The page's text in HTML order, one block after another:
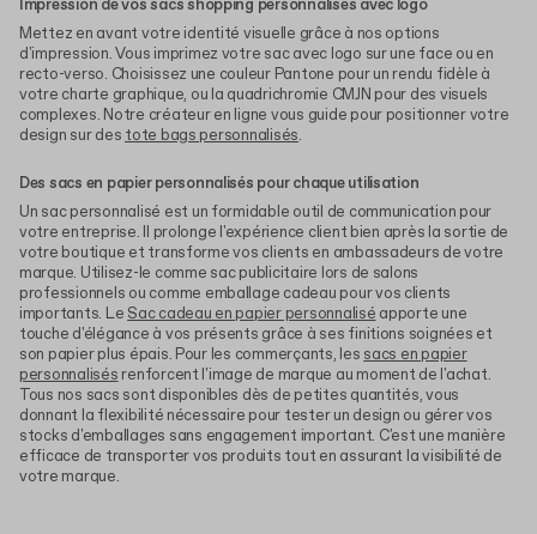
Impression de vos sacs shopping personnalisés avec logo
Mettez en avant votre identité visuelle grâce à nos options
d'impression. Vous imprimez votre sac avec logo sur une face ou en
recto-verso. Choisissez une couleur Pantone pour un rendu fidèle à
votre charte graphique, ou la quadrichromie CMJN pour des visuels
complexes. Notre créateur en ligne vous guide pour positionner votre
design sur des tote bags personnalisés.
Des sacs en papier personnalisés pour chaque utilisation
Un sac personnalisé est un formidable outil de communication pour
votre entreprise. Il prolonge l'expérience client bien après la sortie de
votre boutique et transforme vos clients en ambassadeurs de votre
marque. Utilisez-le comme sac publicitaire lors de salons
professionnels ou comme emballage cadeau pour vos clients
importants. Le Sac cadeau en papier personnalisé apporte une
touche d'élégance à vos présents grâce à ses finitions soignées et
son papier plus épais. Pour les commerçants, les sacs en papier
personnalisés renforcent l'image de marque au moment de l'achat.
Tous nos sacs sont disponibles dès de petites quantités, vous
donnant la flexibilité nécessaire pour tester un design ou gérer vos
stocks d'emballages sans engagement important. C'est une manière
efficace de transporter vos produits tout en assurant la visibilité de
votre marque.